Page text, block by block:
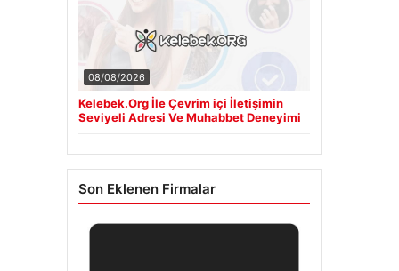
08/08/2026
Kelebek.Org İle Çevrim içi İletişimin
Seviyeli Adresi Ve Muhabbet Deneyimi
Son Eklenen Firmalar